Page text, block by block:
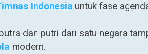
Indonesia untuk fase
dan putri dari satu negara
modern.